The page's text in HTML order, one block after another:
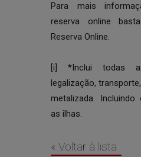
Para mais
reserva online
Reserva Online.
[i]
*Inclui todas
legalização,
metalizada.
as ilhas.
« Voltar à lista